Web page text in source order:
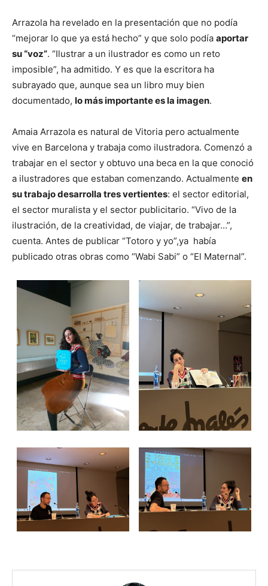
Arrazola ha revelado en la presentación que no podía
“mejorar lo que ya está hecho” y que solo podía aportar
su “voz”. “Ilustrar a un ilustrador es como un reto
imposible”, ha admitido. Y es que la escritora ha
subrayado que, aunque sea un libro muy bien
documentado, lo más importante es la imagen.
Amaia Arrazola es natural de Vitoria pero actualmente
vive en Barcelona y trabaja como ilustradora. Comenzó a
trabajar en el sector y obtuvo una beca en la que conoció
a ilustradores que estaban comenzando. Actualmente en
su trabajo desarrolla tres vertientes: el sector editorial,
el sector muralista y el sector publicitario. “Vivo de la
ilustración, de la creatividad, de viajar, de trabajar…”,
cuenta. Antes de publicar “Totoro y yo”,ya había
publicado otras obras como “Wabi Sabi” o “El Maternal”.